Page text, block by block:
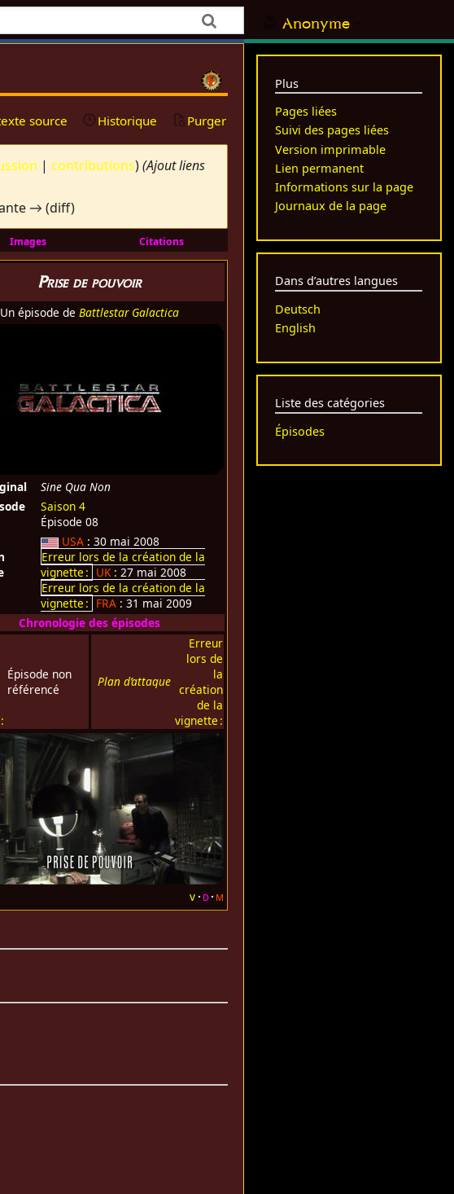
Anonyme
source Historique Purger
| contributions)(Ajout liens
→ (diff)
Images Citations
Prise de pouvoir
Un épisode deBattlestar Galactica
Sine Qua Non
Saison 4
Épisode 08
USA : 30 mai 2008
Erreur lors de la création de la
vignette : UK: 27 mai 2008
Erreur lors de la création de la
vignette : FRA : 31 mai 2009
Chronologie des épisodes
Épisode non
référencé
Plan d’attaque
Erreur
lors de
la
création
de la
vignette :
v d m
Plus
Pages liées
Suivi des pages liées
Version imprimable
Lien permanent
Informations sur la page
Journaux de la page
Dans d’autres langues
Deutsch
English
Liste des catégories
Épisodes